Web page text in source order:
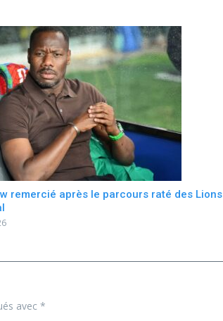
remercié après le parcours raté des Lions
avec *